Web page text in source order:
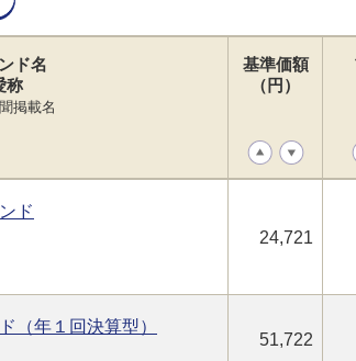
ド名
称
掲載名
基準価額
（円）
ド
24,721
（年１回決算型）
51,722